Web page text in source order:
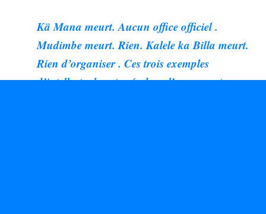
Kä Mana meurt. Aucun office officiel .
Mudimbe meurt. Rien. Kalele ka Billa meurt.
Rien d’organiser . Ces trois exemples
d’intellectuels enterrés dans l’anonymat